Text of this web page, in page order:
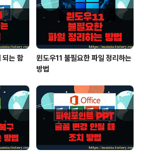
. “;” 세미콜론을 하나 이상
는 함
윈도우11 불필요한 파일 정리하는
방법